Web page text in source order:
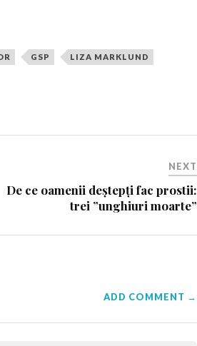
GSP LIZA MARKLUND
NEXT
De ce oamenii deștepți fac prostii:
trei ”unghiuri moarte”
ADD COMMENT →